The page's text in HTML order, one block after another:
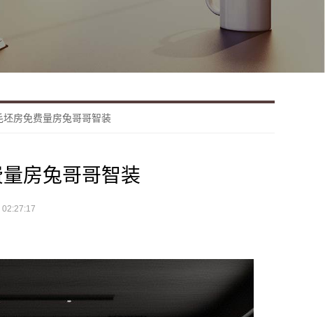
坯房免费量房兔哥哥智装
房兔哥哥智装